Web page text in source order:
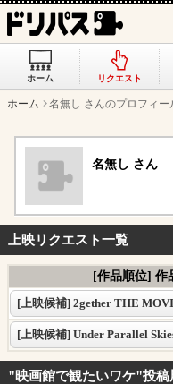
ホーム リクエスト
ホーム 名無し さんのプロフィー
名無し さん
上映リクエスト一覧
[作品順位] 作
[上映候補] 2gether THE
[上映候補] Under Parallel
"映画館で観たいワケ"投稿